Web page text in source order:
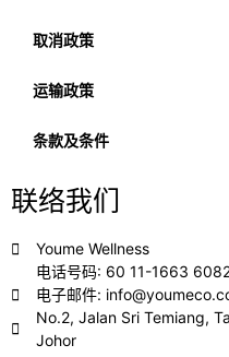
取消政策
运输政策
条款及条件
联络我们
Youme Wellness
电话号码: 60 11-1663
电子邮件:
No.2, Jalan Sri Temiang,
Johor